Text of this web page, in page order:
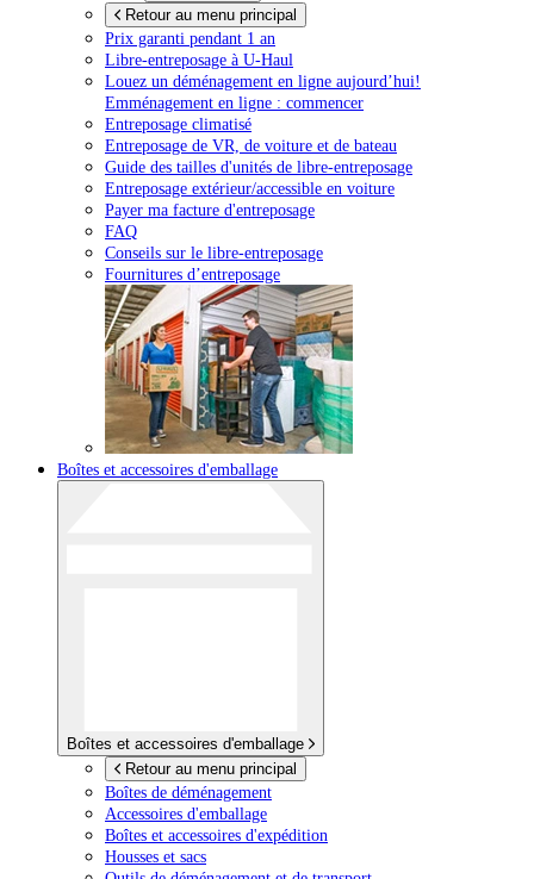
Retour au menu principal
Prix garanti pendant 1 an
Libre-entreposage à U-Haul
Louez un déménagement en ligne aujourd’hui!
Emménagement en ligne : commencer
Entreposage climatisé
Entreposage de VR, de voiture et de bateau
Guide des tailles d'unités de libre-entreposage
Entreposage extérieur/accessible en voiture
Payer ma facture d'entreposage
FAQ
Conseils sur le libre-entreposage
Fournitures d’entreposage
Boîtes et accessoires d'emballage
Boîtes et accessoires d'emballage
Retour au menu principal
Boîtes de déménagement
Accessoires d'emballage
Boîtes et accessoires d'expédition
Housses et sacs